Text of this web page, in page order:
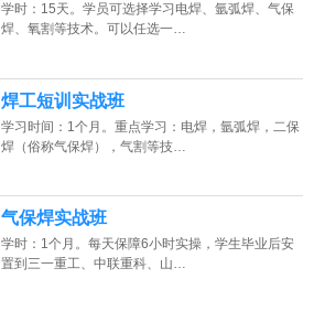
学时：15天。学员可选择学习电焊、氩弧焊、气保
焊、氧割等技术。可以任选一…
焊工短训实战班
学习时间：1个月。重点学习：电焊，氩弧焊，二保
焊（俗称气保焊），气割等技…
气保焊实战班
学时：1个月。每天保障6小时实操，学生毕业后安
置到三一重工、中联重科、山…